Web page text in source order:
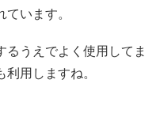
います。
るうえでよく使用してま
用しますね。